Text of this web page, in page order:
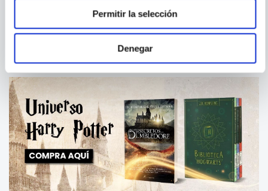
Permitir la selección
Denegar
DISFRUTAR DE LA MAGIA DE